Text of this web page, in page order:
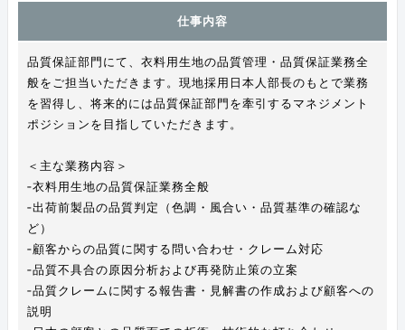
仕事内容
品質保証部門にて、衣料用生地の品質管理・品質保証業務全
般をご担当いただきます。現地採用日本人部長のもとで業務
を習得し、将来的には品質保証部門を牽引するマネジメント
ポジションを目指していただきます。
＜主な業務内容＞
‐衣料用生地の品質保証業務全般
‐出荷前製品の品質判定（色調・風合い・品質基準の確認な
ど）
‐顧客からの品質に関する問い合わせ・クレーム対応
‐品質不具合の原因分析および再発防止策の立案
‐品質クレームに関する報告書・見解書の作成および顧客への
説明